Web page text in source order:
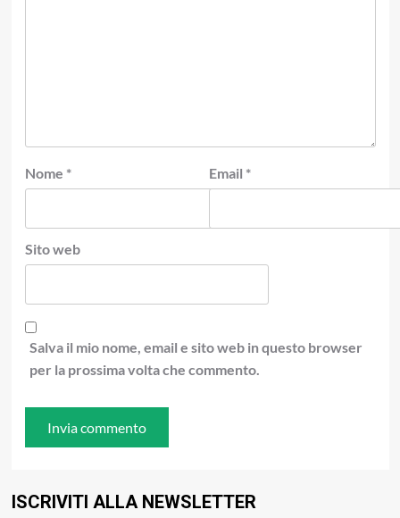
Nome * Email *
Sito web
Salva il mio nome, email e sito web in questo browser
per la prossima volta che commento.
ISCRIVITI ALLA NEWSLETTER